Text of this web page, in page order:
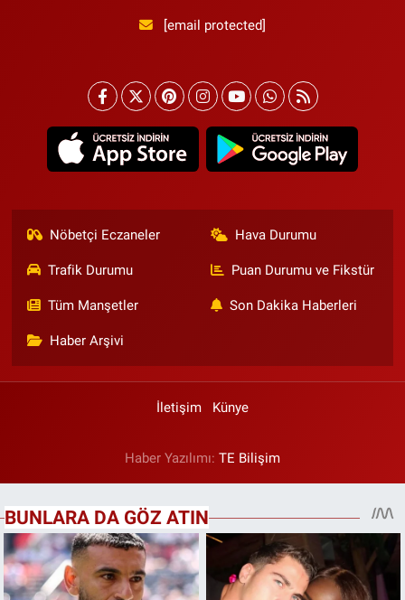
[email protected]
Nöbetçi Eczaneler Hava Durumu
Trafik Durumu Puan Durumu ve Fikstür
Tüm Manşetler Son Dakika Haberleri
Haber Arşivi
İletişim Künye
Haber Yazılımı: TE Bilişim